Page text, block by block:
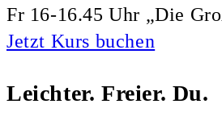
Fr 16-16.45 Uhr „Die
Jetzt Kurs buchen
Leichter. Freier. Du.